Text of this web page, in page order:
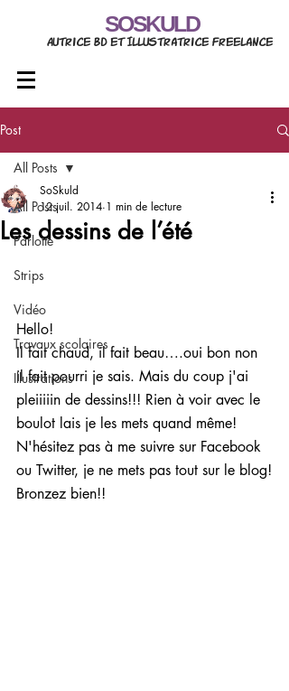
SOSKULD
Autrice BD et Illustratrice freelance
Post
All Posts
Parlotte
Strips
Vidéo
Travaux scolaires
Illustrations
All Posts
Les dessins de l’été
SoSkuld
12 juil. 2014 1 min de lecture
Hello!
Il fait chaud, il fait beau….oui bon non
il fait pourri je sais. Mais du coup j'ai
pleiiiiin de dessins!!! Rien à voir avec le
boulot lais je les mets quand même!
N'hésitez pas à me suivre sur Facebook
ou Twitter, je ne mets pas tout sur le blog!
Bronzez bien!!